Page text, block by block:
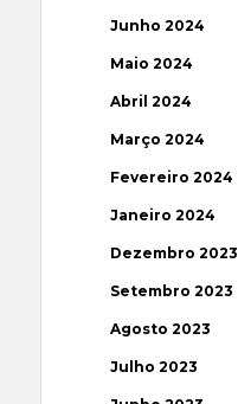
Junho 2024
Maio 2024
Abril 2024
Março 2024
Fevereiro 2024
Janeiro 2024
Dezembro 2023
Setembro 2023
Agosto 2023
Julho 2023